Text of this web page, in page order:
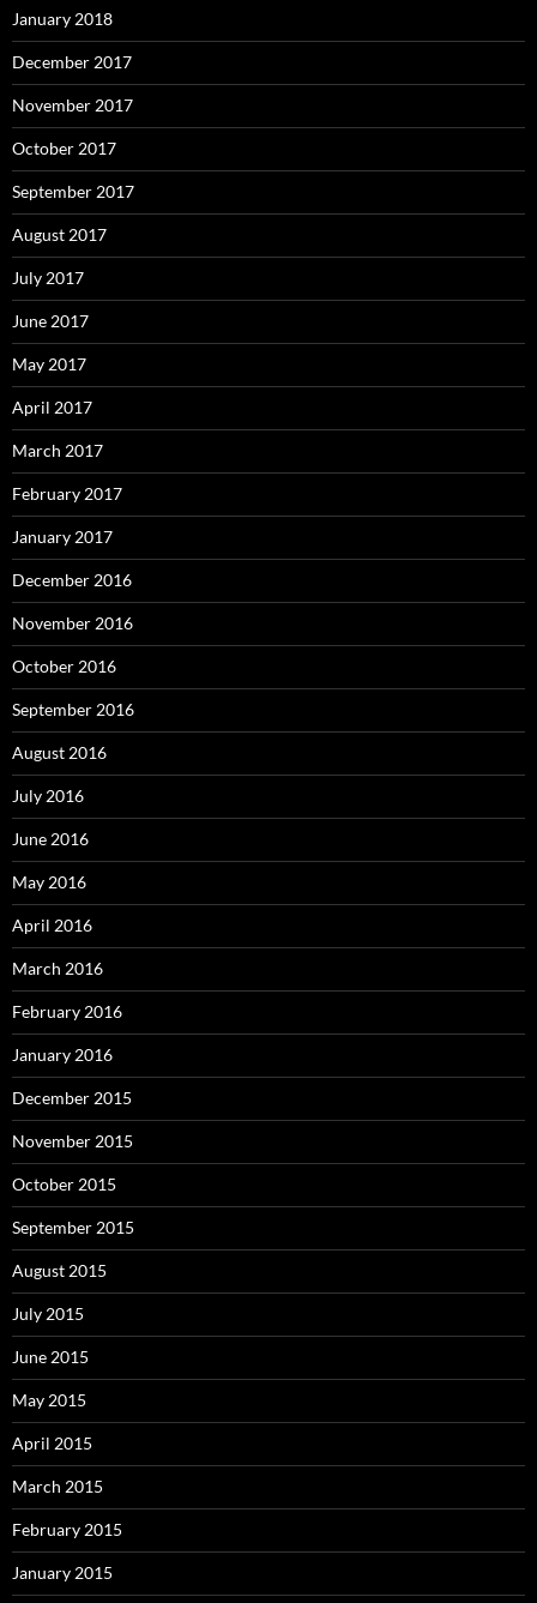
January 2018
December 2017
November 2017
October 2017
September 2017
August 2017
July 2017
June 2017
May 2017
April 2017
March 2017
February 2017
January 2017
December 2016
November 2016
October 2016
September 2016
August 2016
July 2016
June 2016
May 2016
April 2016
March 2016
February 2016
January 2016
December 2015
November 2015
October 2015
September 2015
August 2015
July 2015
June 2015
May 2015
April 2015
March 2015
February 2015
January 2015